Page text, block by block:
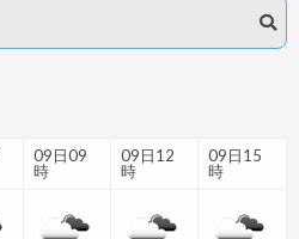
09日09
時
09日12
時
09日15
時